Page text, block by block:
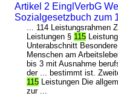
Artikel 2 EinglVerbG
Sozialgesetzbuch zum
... 114 Leistungsrahmen
Leistungen § 115
Unterabschnitt
Menschen am
bis 3 mit Ausnahme
der ... bestimmt ist.
115 Leistungen Die
zur ...